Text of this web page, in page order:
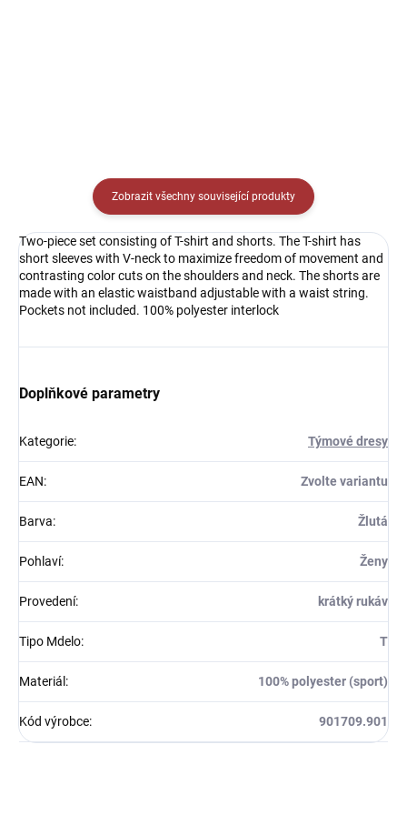
Zobrazit všechny související produkty
Two-piece set consisting of T-shirt and shorts. The T-shirt has
short sleeves with V-neck to maximize freedom of movement and
contrasting color cuts on the shoulders and neck. The shorts are
made with an elastic waistband adjustable with a waist string.
Pockets not included. 100% polyester interlock
Doplňkové parametry
Kategorie: Týmové dresy
EAN: Zvolte variantu
Barva: Žlutá
Pohlaví: Ženy
Provedení: krátký rukáv
Tipo Mdelo: T
Materiál : 100% polyester (sport)
Kód výrobce: 901709.901